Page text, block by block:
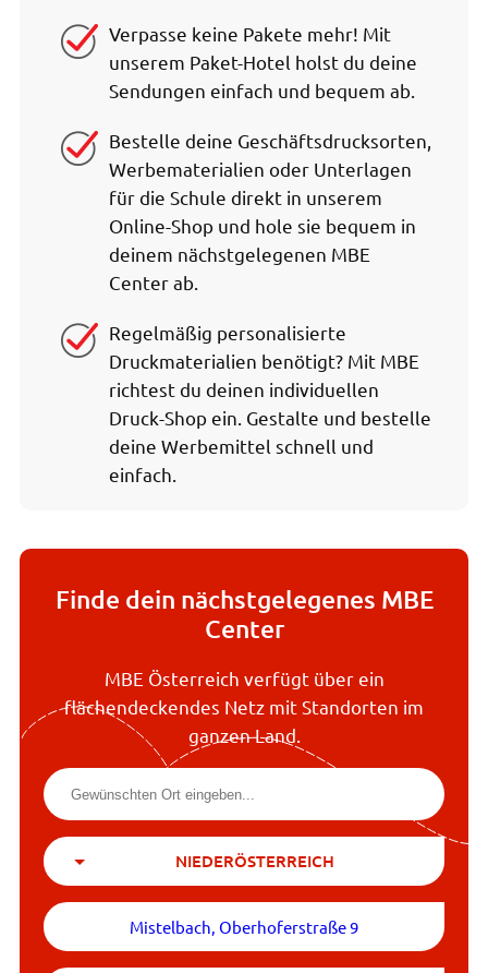
Verpasse keine Pakete mehr! Mit
unserem Paket-Hotel holst du deine
Sendungen einfach und bequem ab.
Bestelle deine Geschäftsdrucksorten,
Werbematerialien oder Unterlagen
für die Schule direkt in unserem
Online-Shop und hole sie bequem in
deinem nächstgelegenen MBE
Center ab.
Regelmäßig personalisierte
Druckmaterialien benötigt? Mit MBE
richtest du deinen individuellen
Druck-Shop ein. Gestalte und bestelle
deine Werbemittel schnell und
einfach.
Finde dein nächstgelegenes MBE
Center
MBE Österreich verfügt über ein
flächendeckendes Netz mit Standorten im
ganzen Land.
NIEDERÖSTERREICH
Mistelbach, Oberhoferstraße 9